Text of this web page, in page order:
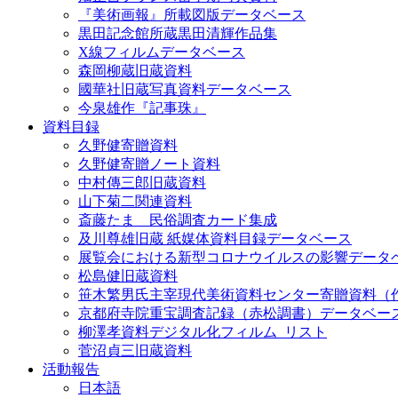
『美術画報』所載図版データベース
黒田記念館所蔵黒田清輝作品集
X線フィルムデータベース
森岡柳蔵旧蔵資料
國華社旧蔵写真資料データベース
今泉雄作『記事珠』
資料目録
久野健寄贈資料
久野健寄贈ノート資料
中村傳三郎旧蔵資料
山下菊二関連資料
斎藤たま 民俗調査カード集成
及川尊雄旧蔵 紙媒体資料目録データベース
展覧会における新型コロナウイルスの影響データ
松島健旧蔵資料
笹木繁男氏主宰現代美術資料センター寄贈資料（
京都府寺院重宝調査記録（赤松調書）データベー
柳澤孝資料デジタル化フィルム_リスト
菅沼貞三旧蔵資料
活動報告
日本語